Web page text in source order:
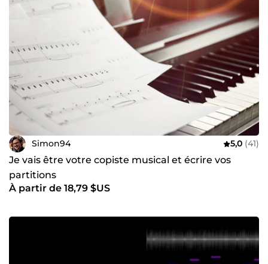
Simon94 5,0 (41)
Je vais être votre copiste musical et écrire vos
partitions
À partir de 18,79 $US